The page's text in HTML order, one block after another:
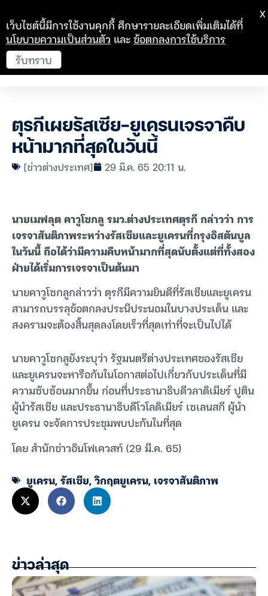
ตุรกีเผยรัสเซีย-ยูเครนเจรจาคืบ
หน้ามากที่สุดในวันนี้
[ข่าวต่างประเทศ] 29 มี.ค. 65 20:11 น.
นายเมฟลุต คาวูโซกลู รมว.ต่างประเทศตุรกี กล่าวว่า การ
เจรจาสันติภาพระหว่างรัสเซียและยูเครนที่กรุงอิสตันบูล
ในวันนี้ ถือได้ว่ามีความคืบหน้ามากที่สุดนับตั้งแต่ที่ทั้งสอง
ฝ่ายได้เริ่มการเจรจาเป็นต้นมา
นายคาวูโซกลูกล่าวว่า ตุรกีมีความยินดีที่รัสเซียและยูเครน
สามารถบรรลุข้อตกลงประนีประนอมในบางประเด็น และ
สงครามจะต้องสิ้นสุดลงโดยเร็วที่สุดเท่าที่จะเป็นไปได้
นายคาวูโซกลูยังระบุว่า รัฐมนตรีต่างประเทศของรัสเซีย
และยูเครนจะหารือกันในโอกาสต่อไปเกี่ยวกับประเด็นที่มี
ความซับซ้อนมากขึ้น ก่อนที่ประธานาธิบดีวลาดิเมียร์ ปูติน
ผู้นำรัสเซีย และประธานาธิบดีโวโลดิเมียร์ เซเลนสกี ผู้นำ
ยูเครน จะจัดการประชุมพบปะกันในที่สุด
โดย สำนักข่าวอินโฟเควสท์ (29 มี.ค. 65)
ยูเครน,รัสเซีย,วิกฤตยูเครน, เจรจาสันติภาพ
ข่าวล่าสุด
เว็บไซต์นี้มีการใช้งานคุกกี้ ศึกษารายละเอียดเพิ่มเติมได้ที่
นโยบายความเป็นส่วนตัว และข้อตกลงการใช้บริการ
รับทราบ
X